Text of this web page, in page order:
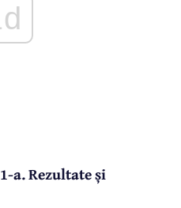
a. Rezultate și